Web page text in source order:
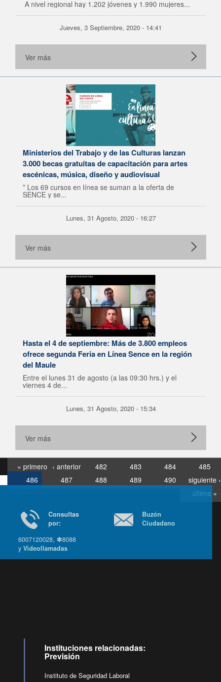
A nivel regional hay 1.202 jóvenes y 1.990 mujeres...
Jueves, 3 Septiembre, 2020 - 14:41
Ver más
Ministerios del Trabajo y de las Culturas lanzan
3.000 becas gratuitas de capacitación para artes
escénicas, música, diseño y audiovisual
* Los 69 cursos en línea se suman a la oferta de
SENCE y se...
Lunes, 31 Agosto, 2020 - 16:27
Ver más
Hasta el 4 de septiembre: Más de 3.800 empleos
ofrece segunda Feria en Línea Sence en la región
del Maule
Entre el lunes 31 de agosto (a las 09:30 hrs.) y el
viernes 4 de...
Lunes, 31 Agosto, 2020 - 15:34
Ver más
« primero ‹ anterior 482 483 484
485
486
487 488 489 490
siguiente ›
última »
Consultas
por:
6007120028, ✽8088
yVideollamadas
Buzón
Ciudadano
Instituciones relacionadas:
Previsión
Instituto de Seguridad Laboral